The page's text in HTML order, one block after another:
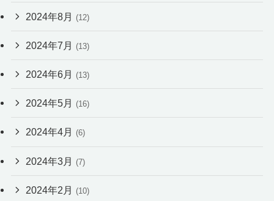
2024年8月 (12)
2024年7月 (13)
2024年6月 (13)
2024年5月 (16)
2024年4月 (6)
2024年3月 (7)
2024年2月 (10)